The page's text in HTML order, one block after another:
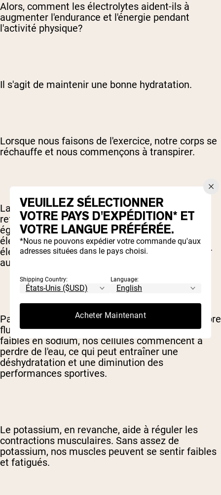
Alors, comment les électrolytes aident-ils à
augmenter l'endurance et l'énergie pendant
l'activité physique?
Il s'agit de maintenir une bonne hydratation.
Lorsque nous faisons de l'exercice, notre corps se
réchauffe et nous commençons à transpirer.
La transpiration est un mécanisme de
refroidissement naturel, mais cela signifie
également que nous perdons de l'eau et des
électrolytes. Si nous ne reconstituons pas ces
électrolytes, notre corps ne peut pas fonctionner
au mieux.
Par exemple, le sodium aide à maintenir l'équilibre
fluide dans le corps. Lorsque nous sommes
faibles en sodium, nos cellules commencent à
perdre de l'eau, ce qui peut entraîner une
déshydratation et une diminution des
performances sportives.
Le potassium, en revanche, aide à réguler les
contractions musculaires. Sans assez de
potassium, nos muscles peuvent se sentir faibles
et fatigués.
VEUILLEZ SÉLECTIONNER
VOTRE PAYS D'EXPÉDITION* ET
VOTRE LANGUE PRÉFÉRÉE.
*Nous ne pouvons expédier votre commande qu'aux
adresses situées dans le pays choisi.
Shipping Country: Language:
Acheter Maintenant